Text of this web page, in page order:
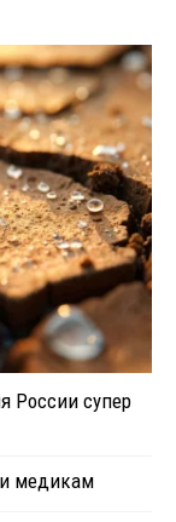
России супер
медикам